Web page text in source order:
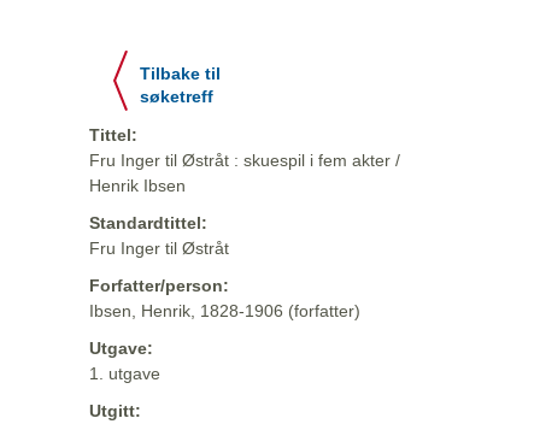
Tilbake til
søketreff
Tittel:
Fru Inger til Østråt : skuespil i fem akter /
Henrik Ibsen
Standardtittel:
Fru Inger til Østråt
Forfatter/person:
Ibsen, Henrik, 1828-1906 (forfatter)
Utgave:
1. utgave
Utgitt: